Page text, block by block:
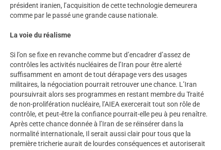
président iranien, l’acquisition de cette technologie demeurera
comme par le passé une grande cause nationale.
La voie du réalisme
Si l’on se fixe en revanche comme but d’encadrer d’assez de
contrôles les activités nucléaires de l’Iran pour être alerté
suffisamment en amont de tout dérapage vers des usages
militaires, la négociation pourrait retrouver une chance. L’Iran
poursuivrait alors ses programmes en restant membre du Traité
de non-prolifération nucléaire, l’AIEA exercerait tout son rôle de
contrôle, et peut-être la confiance pourrait-elle peu à peu renaître.
Après cette chance donnée à l’Iran de se réinsérer dans la
normalité internationale, Il serait aussi clair pour tous que la
première tricherie aurait de lourdes conséquences et autoriserait